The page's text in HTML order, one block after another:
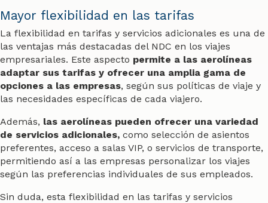
Mayor flexibilidad en las tarifas
La flexibilidad en tarifas y servicios adicionales es una de
las ventajas más destacadas del NDC en los viajes
empresariales. Este aspecto permite a las aerolíneas
adaptar sus tarifas y ofrecer una amplia gama de
opciones a las empresas, según sus políticas de viaje y
las necesidades específicas de cada viajero.
Además, las aerolíneas pueden ofrecer una variedad
de servicios adicionales, como selección de asientos
preferentes, acceso a salas VIP, o servicios de transporte,
permitiendo así a las empresas personalizar los viajes
según las preferencias individuales de sus empleados.
Sin duda, esta flexibilidad en las tarifas y servicios